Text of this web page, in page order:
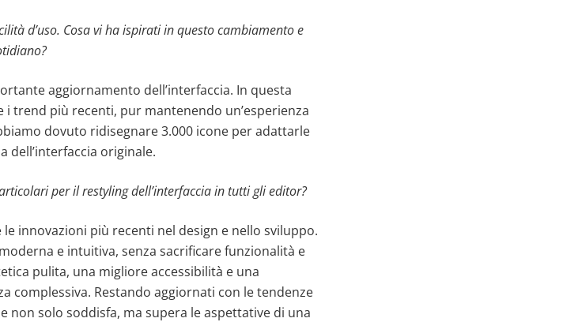
d’uso. Cosa vi ha ispirati in questo cambiamento e
aggiornamento dell’interfaccia. In questa
trend più recenti, pur mantenendo un’esperienza
dovuto ridisegnare 3.000 icone per adattarle
dell’interfaccia originale.
per il restyling dell’interfaccia in tutti gli editor?
innovazioni più recenti nel design e nello sviluppo.
e intuitiva, senza sacrificare funzionalità e
pulita, una migliore accessibilità e una
complessiva. Restando aggiornati con le tendenze
non solo soddisfa, ma supera le aspettative di una